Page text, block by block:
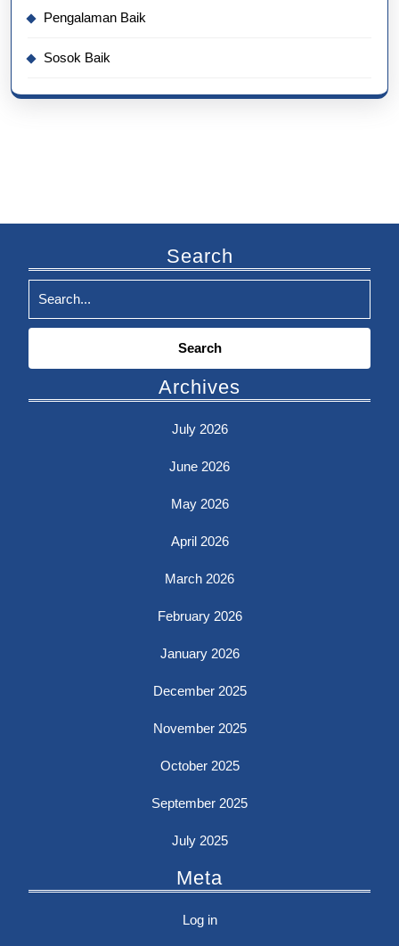
Pengalaman Baik
Sosok Baik
Search
Search
Archives
July 2026
June 2026
May 2026
April 2026
March 2026
February 2026
January 2026
December 2025
November 2025
October 2025
September 2025
July 2025
Meta
Log in